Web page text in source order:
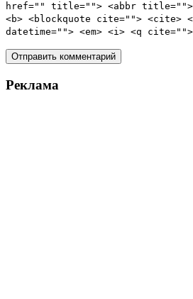
href="" title=""> <abbr title="">
<b> <blockquote cite=""> <cite>
datetime=""> <em> <i> <q
Реклама